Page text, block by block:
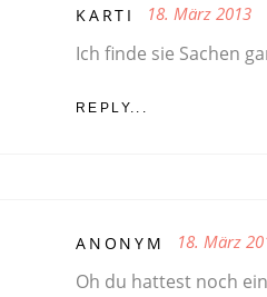
KARTI 18. März 2013
Ich finde sie Sachen
REPLY...
ANONYM 18. März
Oh du hattest noch